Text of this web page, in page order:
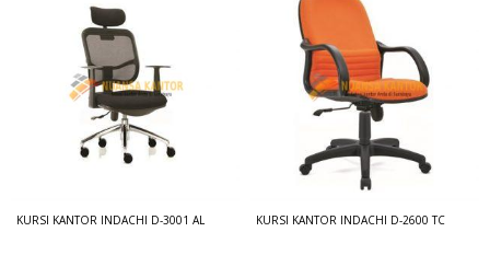
KURSI KANTOR INDACHI D-3001 AL KURSI KANTOR INDACHI D-2600 TC